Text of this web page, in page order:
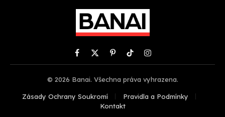
Facebook
X
(Twitter)
PinterestTikTokInstagram
© 2026 Banai. Všechna práva vyhrazena.
Zásady Ochrany Soukromí
Pravidla a Podmínky
Kontakt